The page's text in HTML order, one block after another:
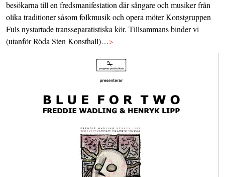
besökarna till en fredsmanifestation där sångare och musiker från
olika traditioner såsom folkmusik och opera möter Konstgruppen
Fuls nystartade transseparatistiska kör. Tillsammans binder vi
(utanför Röda Sten Konsthall)…>